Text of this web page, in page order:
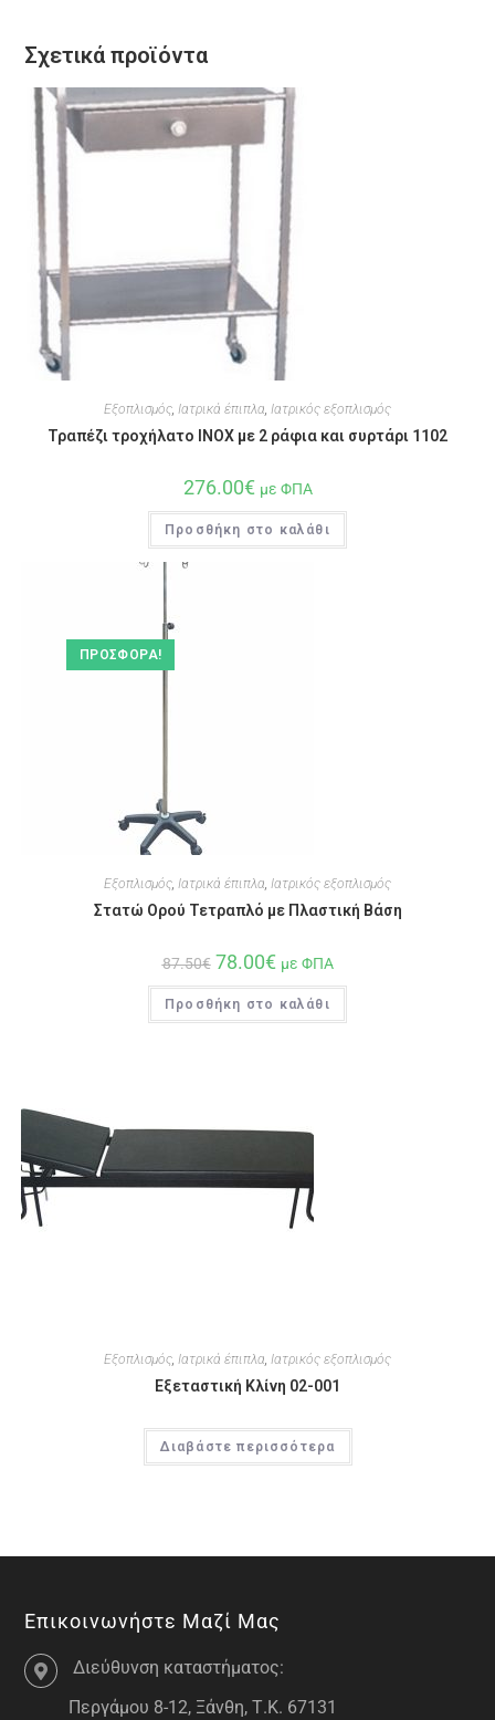
Σχετικά προϊόντα
Εξοπλισμός Ιατρικά έπιπλα Ιατρικός εξοπλισμός
Τραπέζι τροχήλατο INOX με 2 ράφια και συρτάρι 1102
276.00€ με ΦΠΑ
Προσθήκη στο καλάθι
ΠΡΟΣΦΟΡΆ!
Εξοπλισμός, Ιατρικά έπιπλα, Ιατρικός εξοπλισμός
Στατώ Ορού Τετραπλό με Πλαστική Βάση
87.50€ 78.00€ με ΦΠΑ
Προσθήκη στο καλάθι
Εξοπλισμός Ιατρικά έπιπλα Ιατρικός εξοπλισμός
Εξεταστική Κλίνη 02-001
Διαβάστε περισσότερα
Επικοινωνήστε Μαζί Μας
Διεύθυνση καταστήματος:
Περγάμου 8-12, Ξάνθη, Τ.Κ. 67131